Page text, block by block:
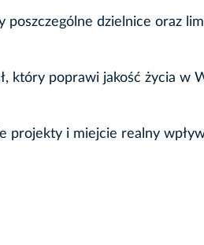
poszczególne dzielnice oraz
który poprawi jakość życia w
projekty i miejcie realny